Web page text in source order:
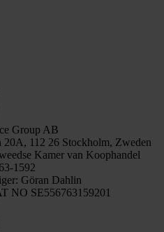
Group AB
112 26 Stockholm, Zweden
Kamer van Koophandel
1592
Göran Dahlin
NO SE556763159201